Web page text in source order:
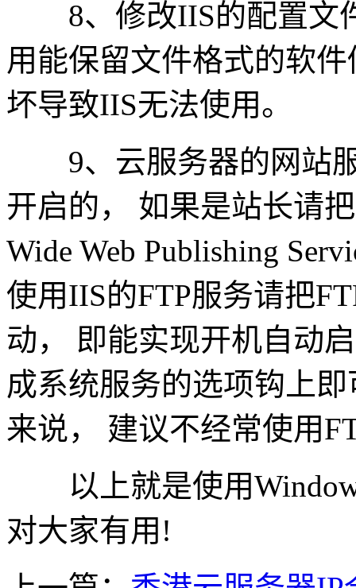
8、修改IIS的配置文
用能保留文件格式的软
坏导致IIS无法使用。
9、云服务器的网站服
开启的， 如果是站长请
Wide Web Publishing
使用IIS的FTP服务请把
动， 即能实现开机自动
成系统服务的选项钩上
来说， 建议不经常使用
以上就是使用
对大家有用!